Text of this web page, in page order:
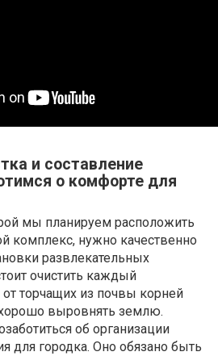
и составление
о комфорте для
мы планируем расположить
комплекс, нужно качественно
развлекательных
очистить каждый
торчащих из почвы корней
выровнять землю.
об организации
для городка. Оно обязано быть